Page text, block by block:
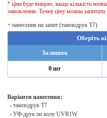
* ціна буде вищою, якщо кількість
замовлення. Точну ціну можна
+ нанесення на запит (тамподрук T7)
Оберіть
Залишок
0 шт
Варіанти нанесення:
- тамподрук T7
- УФ-друк по колу UVR1W